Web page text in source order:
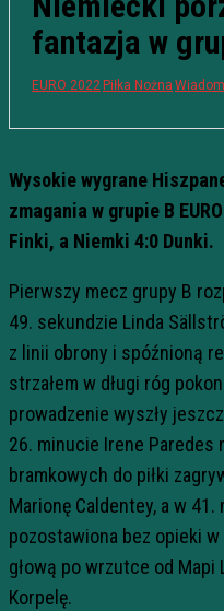
fantazja w
EURO 2022 Piłka Nożna
Wysokie wygrane
zmagania w grupie B
Finki, a Niemki 4:0 Dunki.
Pierwszy mecz grupy B
49. sekundzie Linda
z linii obrony i spóźnioną
strzałem w długi róg
prowadzenie wyszły
26. minucie Irene Paredes
bramkowych do piłki
Marionę Caldentey, a w
pozostawiona bez opieki
głową po wrzutce od Mapi
Korpelę.